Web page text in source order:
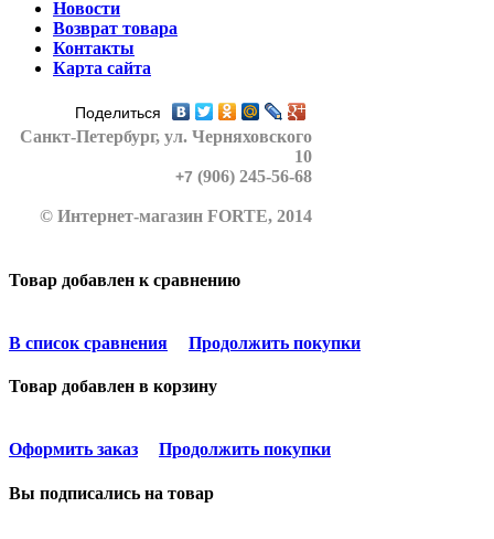
Новости
Возврат товара
Контакты
Карта сайта
Поделиться
Санкт-Петербург, ул. Черняховского
10
+7 (906) 245-56-68
© Интернет-магазин FORTE, 2014
Товар добавлен к сравнению
В список сравнения Продолжить покупки
Товар добавлен в корзину
Оформить заказ Продолжить покупки
Вы подписались на товар